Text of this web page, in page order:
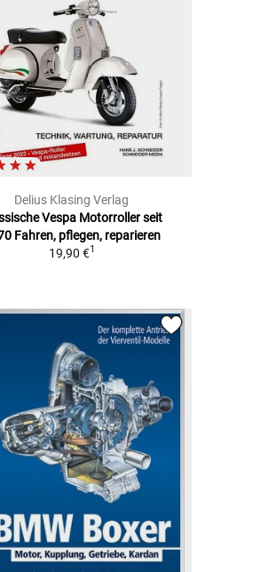
Delius Klasing Verlag
Vespa Motorroller seit
Fahren, pflegen, reparieren
19,90 €1